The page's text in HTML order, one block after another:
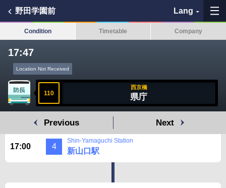
野田学園前 Lang
History
See the map
Search bus stop
各バス会社リンク先
Condition Timetable Company
17:47
Location Not Received
110
西京橋
県庁
Previous Next
17:00 4
Shin-Yamaguchi Station
新山口駅